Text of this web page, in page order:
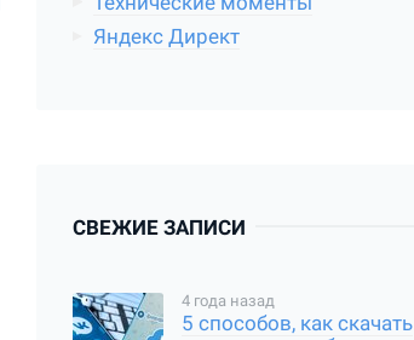
Яндекс Директ
СВЕЖИЕ ЗАПИСИ
4 года назад
5 способов, как скачать